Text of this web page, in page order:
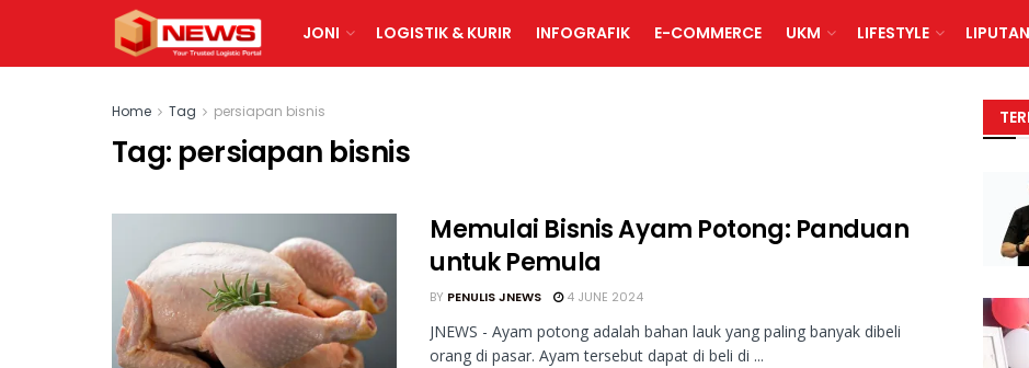
JONI LOGISTIK & KURIR INFOGRAFIK E-COMMERCE UKM LIFESTYLE
Home Tag persiapan bisnis
Tag: persiapan bisnis
Memulai Bisnis Ayam Potong: Panduan
untuk Pemula
BY PENULIS JNEWS 4 JUNE 2024
JNEWS - Ayam potong adalah bahan lauk yang paling banyak dibeli
orang di pasar. Ayam tersebut dapat di beli di ...